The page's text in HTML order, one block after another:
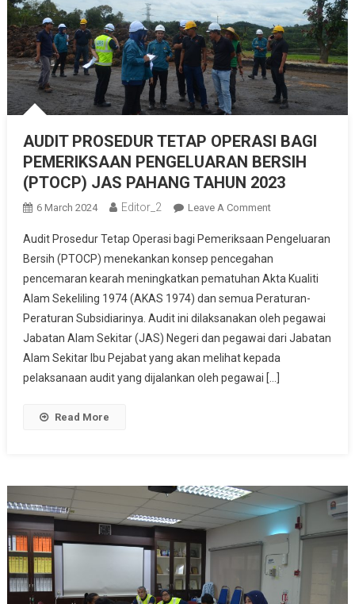
AUDIT PROSEDUR TETAP OPERASI BAGI
PEMERIKSAAN PENGELUARAN BERSIH
(PTOCP) JAS PAHANG TAHUN 2023
6 March 2024 Editor_2 Leave A CommentOn
PROSEDUR
TETAP
OPERASI
BAGI
PEMERIKSAAN
PENGELUARAN
BERSIH
(PTOCP)
Audit Prosedur Tetap Operasi bagi Pemeriksaan Pengeluaran
Bersih (PTOCP) menekankan konsep pencegahan
pencemaran kearah meningkatkan pematuhan Akta Kualiti
Alam Sekeliling 1974 (AKAS 1974) dan semua Peraturan-
Peraturan Subsidiarinya. Audit ini dilaksanakan oleh pegawai
Jabatan Alam Sekitar (JAS) Negeri dan pegawai dari Jabatan
Alam Sekitar Ibu Pejabat yang akan melihat kepada
pelaksanaan audit yang dijalankan oleh pegawai […]
Read More